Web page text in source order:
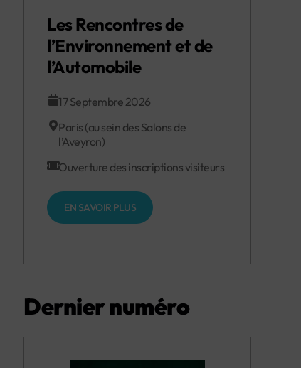
Les Rencontres de
l’Environnement et de
l’Automobile
17 Septembre 2026
Paris (au sein des Salons de
l’Aveyron)
Ouverture des inscriptions visiteurs
EN SAVOIR PLUS
Dernier numéro